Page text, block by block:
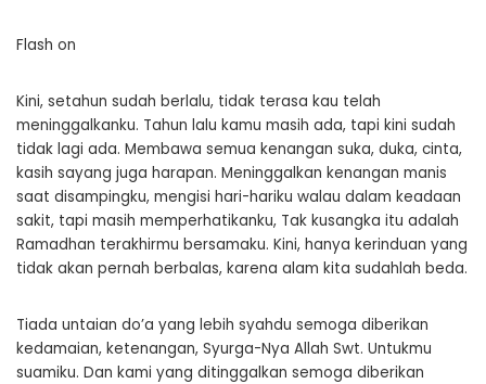
Flash on
Kini, setahun sudah berlalu, tidak terasa kau telah
meninggalkanku. Tahun lalu kamu masih ada, tapi kini sudah
tidak lagi ada. Membawa semua kenangan suka, duka, cinta,
kasih sayang juga harapan. Meninggalkan kenangan manis
saat disampingku, mengisi hari-hariku walau dalam keadaan
sakit, tapi masih memperhatikanku, Tak kusangka itu adalah
Ramadhan terakhirmu bersamaku. Kini, hanya kerinduan yang
tidak akan pernah berbalas, karena alam kita sudahlah beda.
Tiada untaian do’a yang lebih syahdu semoga diberikan
kedamaian, ketenangan, Syurga-Nya Allah Swt. Untukmu
suamiku. Dan kami yang ditinggalkan semoga diberikan